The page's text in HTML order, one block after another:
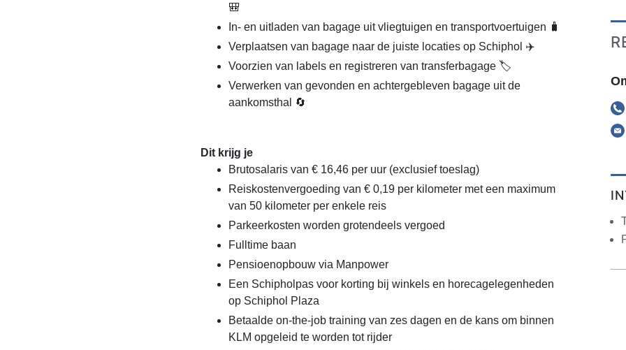
🎒
In- en uitladen van bagage uit vliegtuigen en transportvoertuigen 🧳
Verplaatsen van bagage naar de juiste locaties op Schiphol ✈️
Voorzien van labels en registreren van transferbagage 🏷️
Verwerken van gevonden en achtergebleven bagage uit de
aankomsthal 🔄
Dit krijg je
Brutosalaris van € 16,46 per uur (exclusief toeslag)
Reiskostenvergoeding van € 0,19 per kilometer met een maximum
van 50 kilometer per enkele reis
Parkeerkosten worden grotendeels vergoed
Fulltime baan
Pensioenopbouw via Manpower
Een Schipholpas voor korting bij winkels en horecagelegenheden
op Schiphol Plaza
Betaalde on-the-job training van zes dagen en de kans om binnen
KLM opgeleid te worden tot rijder